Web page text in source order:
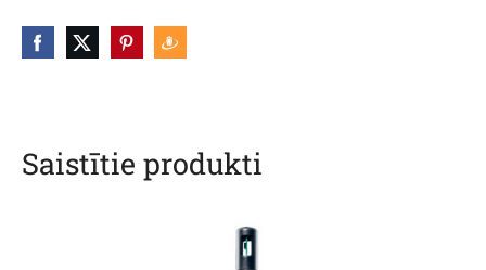
Saistītie produkti